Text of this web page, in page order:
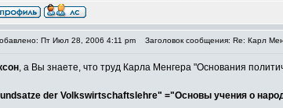
Пт Июл 28, 2006 4:11 pm Заголовок сообщения: Re: Карл
, а Вы знаете, что труд Карла Менгера "Основания
der Volkswirtschaftslehre" ="Основы учения о